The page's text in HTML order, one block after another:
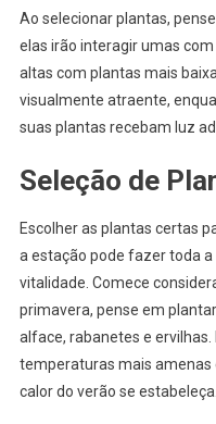
Ao selecionar plantas,
elas irão interagir umas
altas com plantas mais
visualmente atraente,
suas plantas recebam luz
Seleção de
Escolher as plantas certas
a estação pode fazer toda
vitalidade. Comece
primavera, pense em
alface, rabanetes e
temperaturas mais amenas
calor do verão se estabeleça.